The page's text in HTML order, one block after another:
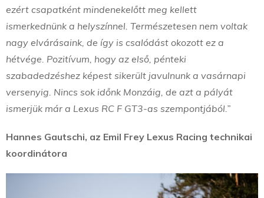
ezért csapatként mindenekelőtt meg kellett
ismerkednünk a helyszínnel. Természetesen nem voltak
nagy elvárásaink, de így is csalódást okozott ez a
hétvége. Pozitívum, hogy az első, pénteki
szabadedzéshez képest sikerült javulnunk a vasárnapi
versenyig. Nincs sok időnk Monzáig, de azt a pályát
ismerjük már a Lexus RC F GT3-as szempontjából.”
Hannes Gautschi, az Emil Frey Lexus Racing technikai
koordinátora